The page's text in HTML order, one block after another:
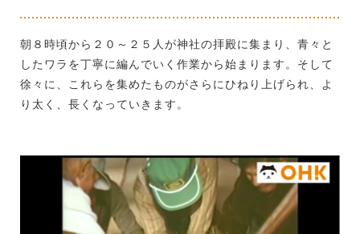
朝８時頃から２０～２５人が神社の拝殿に集まり、青々と
したワラを丁寧に編んでいく作業から始まります。そして
徐々に、これらを集めたものがさらにひねり上げられ、よ
り太く、長くなっていきます。